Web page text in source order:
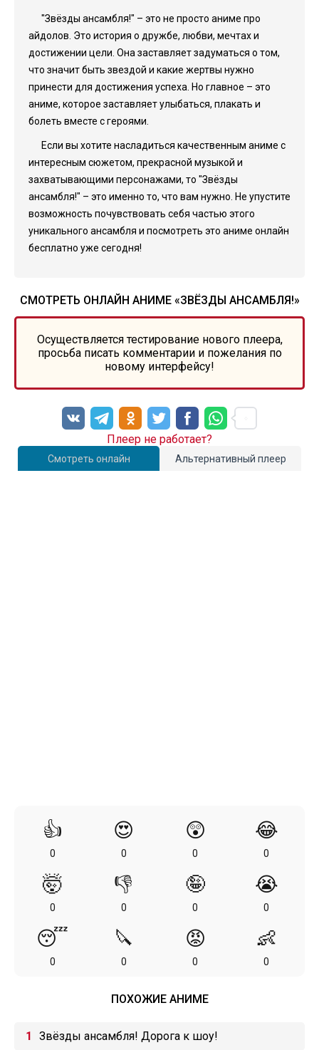
"Звёзды ансамбля!" – это не просто аниме про
айдолов. Это история о дружбе, любви, мечтах и
достижении цели. Она заставляет задуматься о том,
что значит быть звездой и какие жертвы нужно
принести для достижения успеха. Но главное – это
аниме, которое заставляет улыбаться, плакать и
болеть вместе с героями.
Если вы хотите насладиться качественным аниме с
интересным сюжетом, прекрасной музыкой и
захватывающими персонажами, то "Звёзды
ансамбля!" – это именно то, что вам нужно. Не упустите
возможность почувствовать себя частью этого
уникального ансамбля и посмотреть это аниме онлайн
бесплатно уже сегодня!
СМОТРЕТЬ ОНЛАЙН АНИМЕ «ЗВЁЗДЫ АНСАМБЛЯ!»
Осуществляется тестирование нового плеера,
просьба писать комментарии и пожелания по
новому интерфейсу!
Смотреть онлайн Альтернативный плеер
Плеер не работает?
👍
0
😍
0
😲
0
😂
0
🤯
0
👎
0
🤪
0
😭
0
😴
0
🔪
0
😡
0
👶
0
ПОХОЖИЕ АНИМЕ
Звёзды ансамбля! Дорога к шоу!